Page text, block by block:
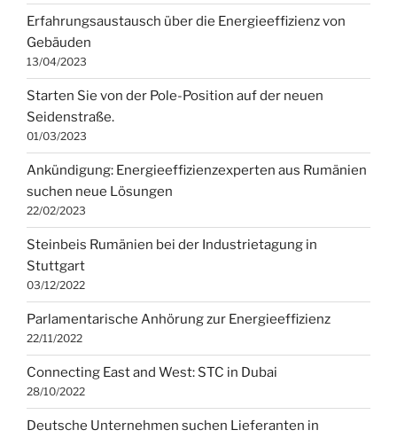
Erfahrungsaustausch über die Energieeffizienz von
Gebäuden
13/04/2023
Starten Sie von der Pole-Position auf der neuen
Seidenstraße.
01/03/2023
Ankündigung: Energieeffizienzexperten aus Rumänien
suchen neue Lösungen
22/02/2023
Steinbeis Rumänien bei der Industrietagung in
Stuttgart
03/12/2022
Parlamentarische Anhörung zur Energieeffizienz
22/11/2022
Connecting East and West: STC in Dubai
28/10/2022
Deutsche Unternehmen suchen Lieferanten in